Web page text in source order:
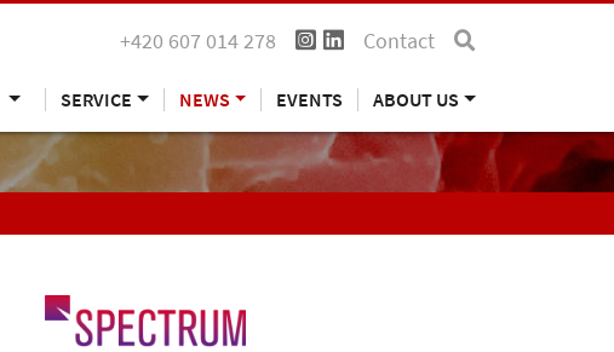
+420 607 014 278 Contact
SERVICE NEWS EVENTS ABOUT US